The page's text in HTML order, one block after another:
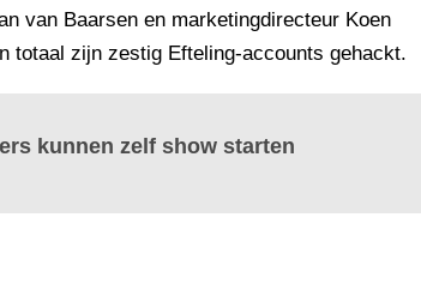
van Baarsen en marketingdirecteur Koen
totaal zijn zestig Efteling-accounts gehackt.
kunnen zelf show starten